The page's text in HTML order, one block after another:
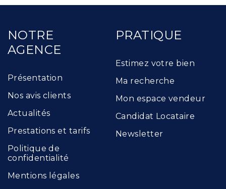
NOTRE
AGENCE
Présentation
Nos avis clients
Actualités
Prestations et tarifs
Politique de
confidentialité
Mentions légales
PRATIQUE
Estimez votre bien
Ma recherche
Mon espace vendeur
Candidat Locataire
Newsletter